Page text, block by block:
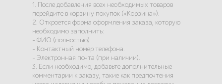
1. После добавления всех необходимых товаров
перейдите в корзину покупок («Корзина»).
2. Откроется форма оформления заказа, которую
необходимо заполнить:
- ФИО (полностью).
- Контактный номер телефона.
- Электронная почта (при наличии).
3. Если необходимо, добавьте дополнительные
комментарии к заказу, такие как предпочтения